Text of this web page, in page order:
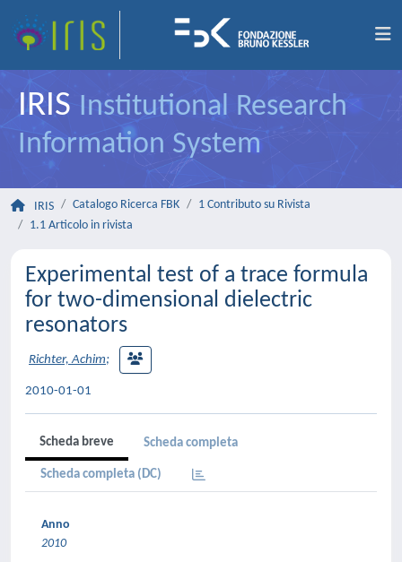
IRIS Institutional Research
Information System
IRIS Catalogo Ricerca FBK
1 Contributo su Rivista
1.1 Articolo in rivista
Experimental test of a trace formula
for two-dimensional dielectric
resonators
Richter, Achim;
2010-01-01
Scheda breve Scheda completa
Scheda completa (DC)
Anno
2010